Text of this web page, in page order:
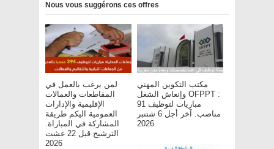
Nous vous suggérons ces offres
لمن يرغب بالعمل في
المقاطعات والعمالات
الإقليمية والإدارات
العمومية اليكم طريقة
المشاركة في المباراة.
الترشيح قبل 22 غشت
2026
مكتب التكوين المهني
وإنعاش الشغل OFPPT :
مباريات لتوظيف 91
مناصب. آخر أجل 6 شتنبر
2026